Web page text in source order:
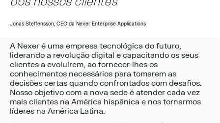
Jonas Steffensson, CEO da Nexer Enterprise Applications
A Nexer é uma empresa tecnológica do futuro,
liderando a revolução digital e capacitando os seus
clientes a evoluírem, ao fornecer-lhes os
conhecimentos necessários para tomarem as
decisões certas quando confrontados com desafios.
Nosso objetivo com a nova sede é atender cada vez
mais clientes na América hispânica e nos tornarmos
líderes na América Latina.